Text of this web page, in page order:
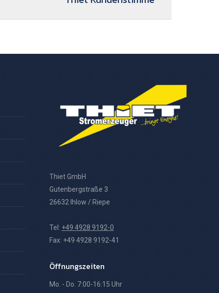
Thiet GmbH
Gutenbergstraße 3
26632 Ihlow / Riepe
Tel: +49 4928 9192-0
Fax: +49 4928 9192-41
Öffnungszeiten
Mo. - Do. 7:00-16:15 Uhr